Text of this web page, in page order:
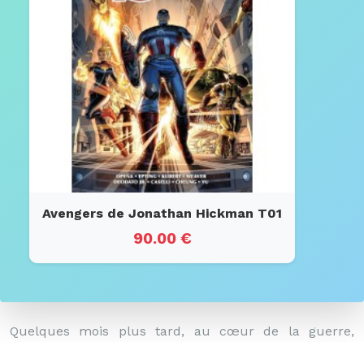
Avengers de Jonathan Hickman T01
90.00 €
Quelques mois plus tard, au cœur de la guerre,